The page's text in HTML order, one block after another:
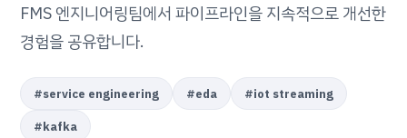
FMS 엔지니어링팀에서 파이프라인을 지속적으로 개선한
경험을 공유합니다.
#service engineering #eda #iot streaming
#kafka